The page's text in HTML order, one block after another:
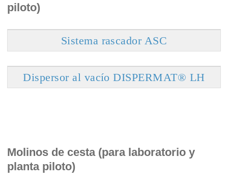
piloto)
Sistema rascador ASC
Dispersor al vacío DISPERMAT® LH
Molinos de cesta (para laboratorio y
planta piloto)